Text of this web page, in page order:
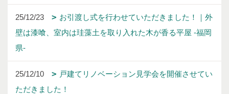
25/12/23
お引渡し式を行わせていただきました！｜外
壁は漆喰、室内は珪藻土を取り入れた木が香る平屋 -福岡
県-
25/12/10
戸建てリノベーション見学会を開催させてい
ただきました！